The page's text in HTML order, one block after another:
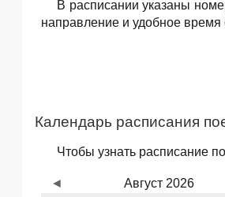
В расписании указаны
направление и удобное время
Календарь расписания
Чтобы узнать расписание
Август 2026
◄